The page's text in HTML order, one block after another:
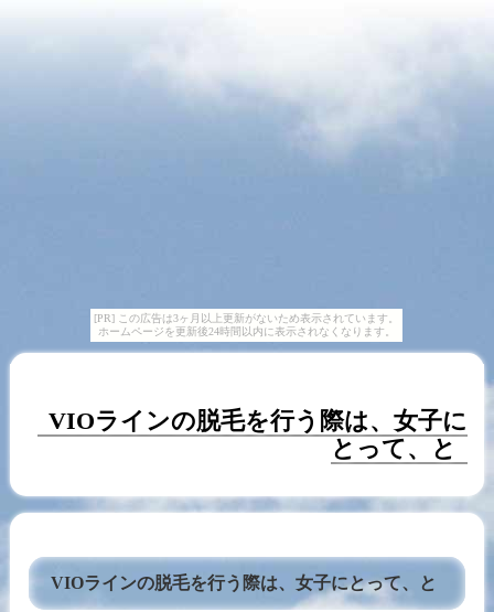
[PR] この広告は3ヶ月以上更新がないため表示されています。
ホームページを更新後24時間以内に表示されなくなります。
VIOラインの脱毛を行う際は、女子に
とって、と
VIOラインの脱毛を行う際は、女子にとって、と